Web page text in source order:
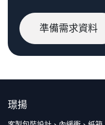
準備需求資料
璟揚